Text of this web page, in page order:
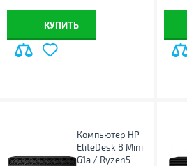
КУПИТЬ
Компьютер HP
EliteDesk 8 Mini
G1a / Ryzen5